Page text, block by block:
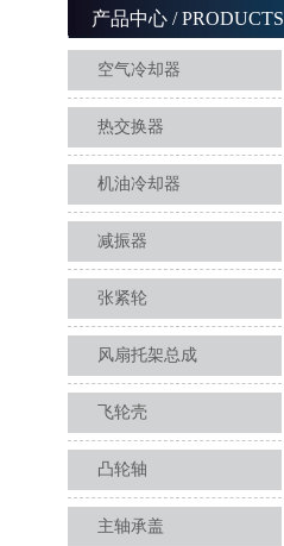
产品中心 / PRODUCTS
空气冷却器
热交换器
机油冷却器
减振器
张紧轮
风扇托架总成
飞轮壳
凸轮轴
主轴承盖